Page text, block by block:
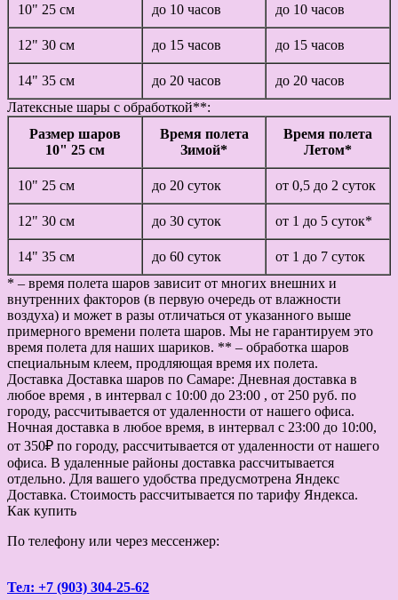
10" 25 см до 10 часов до 10 часов
12" 30 см до 15 часов до 15 часов
14" 35 см до 20 часов
до 20 часов
Латексные шары с обработкой**:
Размер шаров
10" 25 см
Время полета
Зимой*
Время полета
Летом*
10" 25 см до 20 суток от 0,5 до 2 суток
12" 30 см до 30 суток от 1 до 5 суток*
14" 35 см до 60 суток
от 1 до 7 суток
* – время полета шаров зависит от многих внешних и
внутренних факторов (в первую очередь от влажности
воздуха) и может в разы отличаться от указанного выше
примерного времени полета шаров. Мы не гарантируем это
время полета для наших шариков. ** – обработка шаров
специальным клеем, продляющая время их полета.
Доставка Доставка шаров по Самаре: Дневная доставка в
любое время , в интервал с 10:00 до 23:00 , от 250 руб. по
городу, рассчитывается от удаленности от нашего офиса.
Ночная доставка в любое время, в интервал с 23:00 до 10:00,
от 350₽ по городу, рассчитывается от удаленности от нашего
офиса. В удаленные районы доставка рассчитывается
отдельно. Для вашего удобства предусмотрена Яндекс
Доставка. Стоимость рассчитывается по тарифу Яндекса.
Как купить
По телефону или через мессенжер:
Тел: +7 (903) 304-25-62